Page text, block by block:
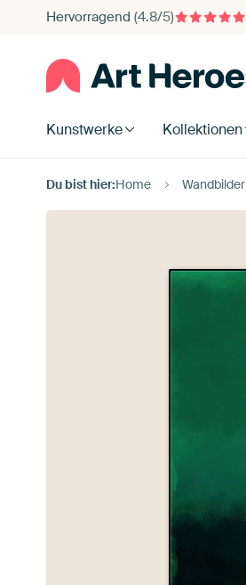
Hervorragend (4.8/5)
Kunstwerke Kollektionen
Du bist hier:Home Wandbilder